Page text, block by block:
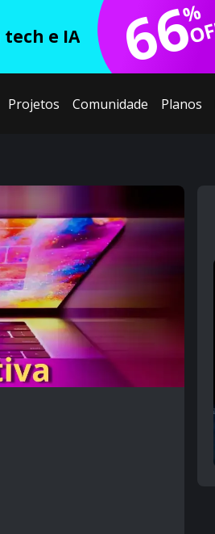
tech e IA 66
%
Projetos Comunidade Planos